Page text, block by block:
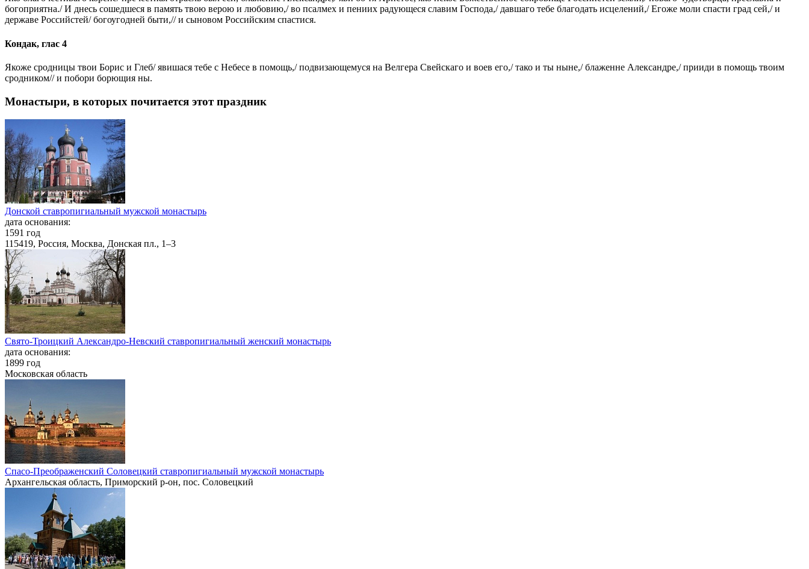
богоприятна./ И днесь сошедшеся в память твою верою и любовию,/ во псалмех и пениих радующеся славим Господа,/ давшаго тебе благодать исцелений,/ Егоже моли спасти град сей,/ и
державе Российстей/ богоугодней быти,// и сыновом Российским спастися.
Кондак, глас 4
Якоже сродницы твои Борис и Глеб/ явишася тебе с Небесе в помощь,/ подвизающемуся на Велгера Свейскаго и воев его,/ тако и ты ныне,/ блаженне Александре,/ прииди в помощь твоим
сродником// и побори борющия ны.
Монастыри, в которых почитается этот праздник
Донской ставропигиальный мужской монастырь
дата основания:
1591 год
115419, Россия, Москва, Донская пл., 1–3
Свято-Троицкий Александро-Невский ставропигиальный женский монастырь
дата основания:
1899 год
Московская область
Спасо-Преображенский Соловецкий ставропигиальный мужской монастырь
Архангельская область, Приморский р-он, пос. Соловецкий